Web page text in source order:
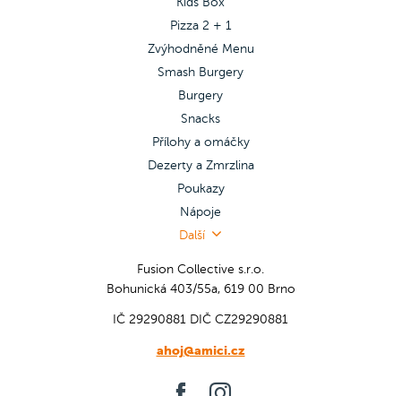
Pizza 2 + 1
Zvýhodněné Menu
Smash Burgery
Burgery
Snacks
Přílohy a omáčky
Dezerty a Zmrzlina
Poukazy
Nápoje
Další
Fusion Collective s.r.o.
Bohunická 403/55a, 619 00 Brno
IČ 29290881 DIČ CZ29290881
ahoj@amici.cz